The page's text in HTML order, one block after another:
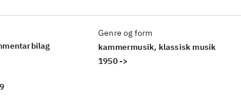
Genre og form
kammermusik, klassisk musik
1950 ->